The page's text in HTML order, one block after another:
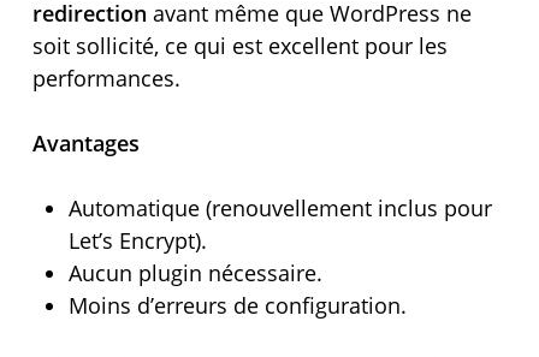
redirection avant même que WordPress ne
soit sollicité, ce qui est excellent pour les
performances.
Avantages
Automatique (renouvellement inclus pour
Let’s Encrypt).
Aucun plugin nécessaire.
Moins d’erreurs de configuration.